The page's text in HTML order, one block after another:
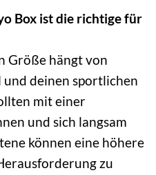
Box ist die richtige für
Größe hängt von
deinen sportlichen
mit einer
und sich langsam
können eine höhere
zu